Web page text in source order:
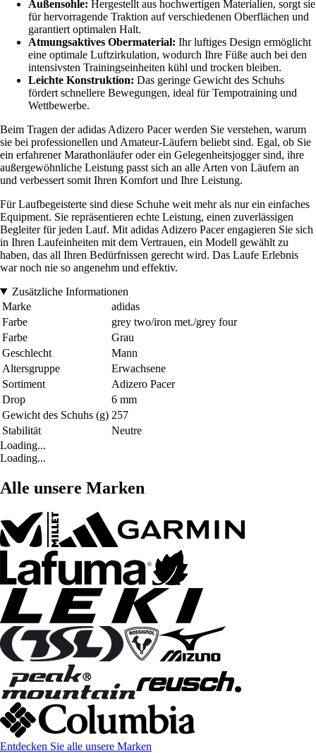
Außensohle: Hergestellt aus hochwertigen Materialien, sorgt sie
für hervorragende Traktion auf verschiedenen Oberflächen und
garantiert optimalen Halt.
Atmungsaktives Obermaterial: Ihr luftiges Design ermöglicht
eine optimale Luftzirkulation, wodurch Ihre Füße auch bei den
intensivsten Trainingseinheiten kühl und trocken bleiben.
Leichte Konstruktion: Das geringe Gewicht des Schuhs
fördert schnellere Bewegungen, ideal für Tempotraining und
Wettbewerbe.
Beim Tragen der adidas Adizero Pacer werden Sie verstehen, warum
sie bei professionellen und Amateur-Läufern beliebt sind. Egal, ob Sie
ein erfahrener Marathonläufer oder ein Gelegenheitsjogger sind, ihre
außergewöhnliche Leistung passt sich an alle Arten von Läufern an
und verbessert somit Ihren Komfort und Ihre Leistung.
Für Laufbegeisterte sind diese Schuhe weit mehr als nur ein einfaches
Equipment. Sie repräsentieren echte Leistung, einen zuverlässigen
Begleiter für jeden Lauf. Mit adidas Adizero Pacer engagieren Sie sich
in Ihren Laufeinheiten mit dem Vertrauen, ein Modell gewählt zu
haben, das all Ihren Bedürfnissen gerecht wird. Das Laufe Erlebnis
war noch nie so angenehm und effektiv.
Zusätzliche Informationen
Marke
adidas
Farbe
grey two/iron met./grey four
Farbe
Grau
Geschlecht
Mann
Altersgruppe
Erwachsene
Sortiment
Adizero Pacer
Drop
6 mm
Gewicht des Schuhs (g) 257
Stabilität
Neutre
Loading...
Loading...
Alle unsere Marken
Entdecken Sie alle unsere Marken